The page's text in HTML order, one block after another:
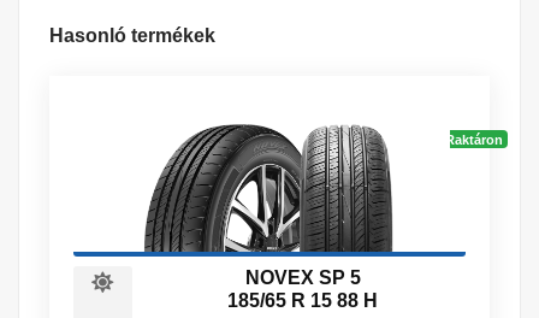
Hasonló termékek
Raktáron
NOVEX SP 5
185/65 R 15 88 H